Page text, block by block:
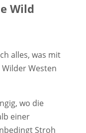
Wild
alles, was mit
Westen
wo die
einer
Stroh